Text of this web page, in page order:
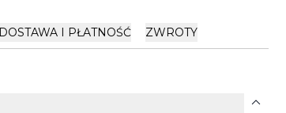
DOSTAWA I PŁATNOŚĆ ZWROTY
expand_more